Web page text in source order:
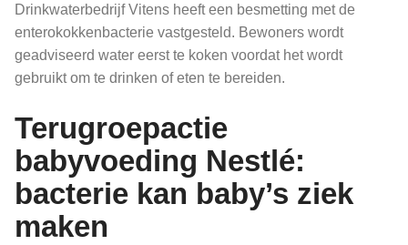
Drinkwaterbedrijf Vitens heeft een besmetting met de
enterokokkenbacterie vastgesteld. Bewoners wordt
geadviseerd water eerst te koken voordat het wordt
gebruikt om te drinken of eten te bereiden.
Terugroepactie
babyvoeding Nestlé:
bacterie kan baby’s ziek
maken